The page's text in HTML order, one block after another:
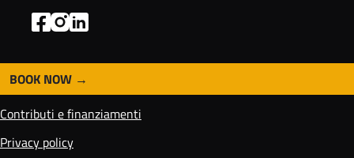
o
o
t
BOOK NOW
Contributi e finanziamenti
Privacy policy